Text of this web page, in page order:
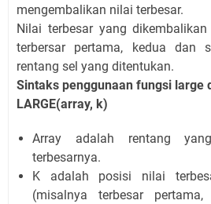
mengembalikan nilai terbesar.
Nilai terbesar yang
terbersar pertama, kedua dan
rentang sel yang ditentukan.
Sintaks penggunaan fungsi large
LARGE(array, k)
Array adalah rentang
terbesarnya.
K adalah posisi nilai
(misalnya terbesar